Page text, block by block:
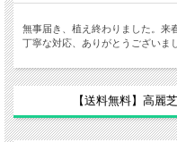
無事届き、植え終わりました。来
丁寧な対応、ありがとうございま
【送料無料】高麗